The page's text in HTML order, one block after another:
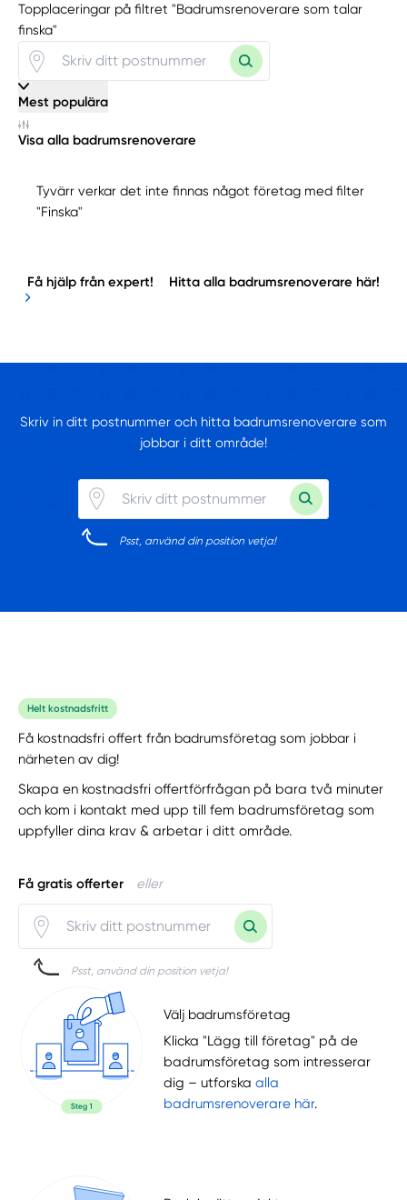
Topplaceringar på filtret "Badrumsrenoverare som talar
finska"
Mest populära
Visa alla badrumsrenoverare
Tyvärr verkar det inte finnas något företag med filter
"Finska"
Få hjälp från expert! Hitta alla badrumsrenoverare här!
Skriv in ditt postnummer och hitta badrumsrenoverare som
jobbar i ditt område!
Psst, använd din position vetja!
Helt kostnadsfritt
Få kostnadsfri offert från badrumsföretag som jobbar i
närheten av dig!
Skapa en kostnadsfri offertförfrågan på bara två minuter
och kom i kontakt med upp till fem badrumsföretag som
uppfyller dina krav & arbetar i ditt område.
Få gratis offerter eller
Psst, använd din position vetja!
Välj badrumsföretag
Klicka "Lägg till företag" på de
badrumsföretag som intresserar
dig – utforskaalla
badrumsrenoverare här.